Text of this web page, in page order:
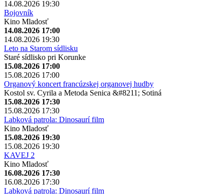
14.08.2026 19:30
Bojovník
Kino Mladosť
14.08.2026 17:00
14.08.2026 19:30
Leto na Starom sídlisku
Staré sídlisko pri Korunke
15.08.2026 17:00
15.08.2026 17:00
Organový koncert francúzskej organovej hudby
Kostol sv. Cyrila a Metoda Senica &#8211; Sotiná
15.08.2026 17:30
15.08.2026 17:30
Labková patrola: Dinosaurí film
Kino Mladosť
15.08.2026 19:30
15.08.2026 19:30
KAVEJ 2
Kino Mladosť
16.08.2026 17:30
16.08.2026 17:30
Labková patrola: Dinosaurí film